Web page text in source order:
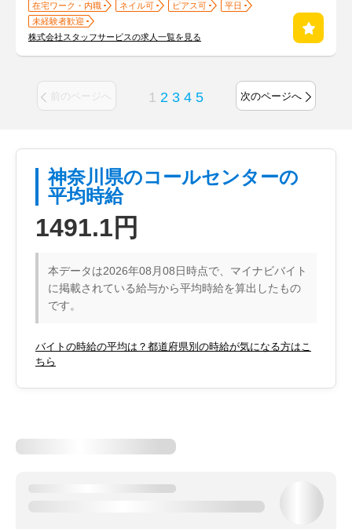
在宅ワーク・内職 ネイル可 ピアス可
平日
未経験者歓迎
株式会社スタッフサービスの求人一覧を見る
前のページへ 1 2 3 4 5 次のページへ
神奈川県のコールセンターの
平均時給
1491.1円
本データは2026年08月08日時点で、マイナビバイト
に掲載されている給与から平均時給を算出したもの
です。
バイトの時給の平均は？都道府県別の時給が気になる方はこ
ちら